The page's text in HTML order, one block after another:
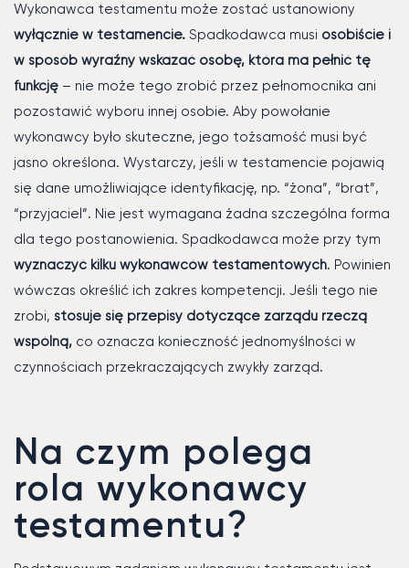
Wykonawca testamentu może zostać ustanowiony
wyłącznie w testamencie. Spadkodawca musi osobiście i
w sposób wyraźny wskazać osobę, która ma pełnić tę
funkcję – nie może tego zrobić przez pełnomocnika ani
pozostawić wyboru innej osobie. Aby powołanie
wykonawcy było skuteczne, jego tożsamość musi być
jasno określona. Wystarczy, jeśli w testamencie pojawią
się dane umożliwiające identyfikację, np. “żona”, “brat”,
“przyjaciel”. Nie jest wymagana żadna szczególna forma
dla tego postanowienia. Spadkodawca może przy tym
wyznaczyć kilku wykonawców testamentowych. Powinien
wówczas określić ich zakres kompetencji. Jeśli tego nie
zrobi, stosuje się przepisy dotyczące zarządu rzeczą
wspólną, co oznacza konieczność jednomyślności w
czynnościach przekraczających zwykły zarząd.
Na czym polega
rola wykonawcy
testamentu?